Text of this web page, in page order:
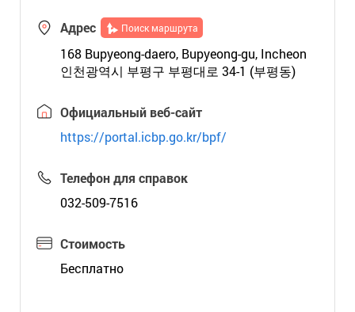
Адрес Поиск маршрута
168 Bupyeong-daero, Bupyeong-gu, Incheon
인천광역시 부평구 부평대로 34-1 (부평동)
Официальный веб-сайт
https://portal.icbp.go.kr/bpf/
Телефон для справок
032-509-7516
Стоимость
Бесплатно